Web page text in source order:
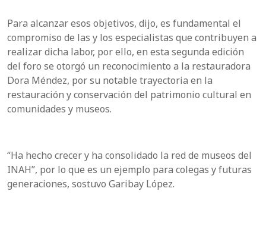
Para alcanzar esos objetivos, dijo, es fundamental el
compromiso de las y los especialistas que contribuyen a
realizar dicha labor, por ello, en esta segunda edición
del foro se otorgó un reconocimiento a la restauradora
Dora Méndez, por su notable trayectoria en la
restauración y conservación del patrimonio cultural en
comunidades y museos.
“Ha hecho crecer y ha consolidado la red de museos del
INAH”, por lo que es un ejemplo para colegas y futuras
generaciones, sostuvo Garibay López.